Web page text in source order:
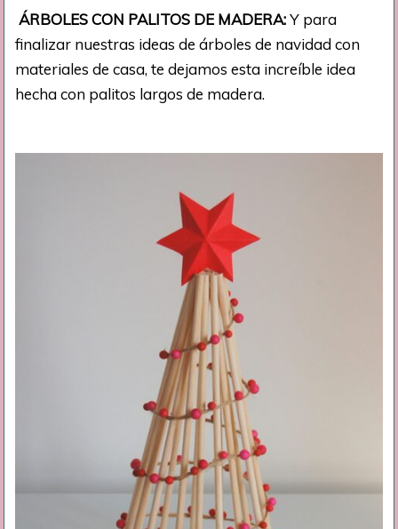
ÁRBOLES CON PALITOS DE MADERA:Y para
finalizar nuestras ideas de árboles de navidad con
materiales de casa, te dejamos esta increíble idea
hecha con palitos largos de madera.